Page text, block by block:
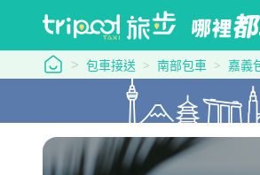
tripool 旅步
包車接送 南部包車 嘉義